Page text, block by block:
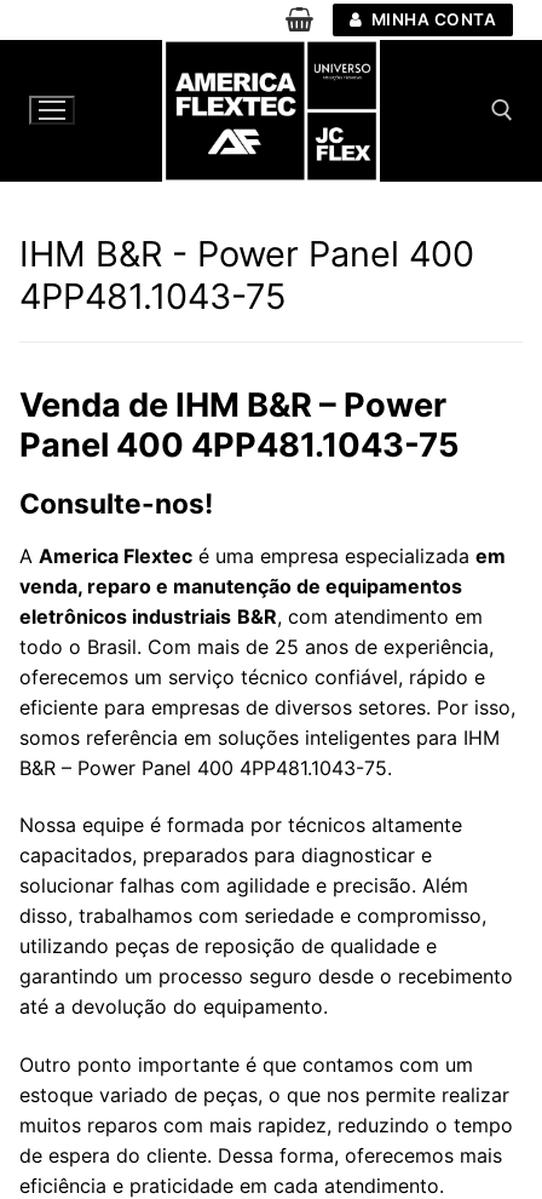
para
conteúdo
MINHA CONTA
IHM B&R - Power Panel 400
4PP481.1043-75
Venda de IHM B&R – Power
Panel 400 4PP481.1043-75
Consulte-nos!
A America Flextec é uma empresa especializada em
venda, reparo e manutenção de equipamentos
eletrônicos industriais B&R, com atendimento em
todo o Brasil. Com mais de 25 anos de experiência,
oferecemos um serviço técnico confiável, rápido e
eficiente para empresas de diversos setores. Por isso,
somos referência em soluções inteligentes para IHM
B&R – Power Panel 400 4PP481.1043-75.
Nossa equipe é formada por técnicos altamente
capacitados, preparados para diagnosticar e
solucionar falhas com agilidade e precisão. Além
disso, trabalhamos com seriedade e compromisso,
utilizando peças de reposição de qualidade e
garantindo um processo seguro desde o recebimento
até a devolução do equipamento.
Outro ponto importante é que contamos com um
estoque variado de peças, o que nos permite realizar
muitos reparos com mais rapidez, reduzindo o tempo
de espera do cliente. Dessa forma, oferecemos mais
eficiência e praticidade em cada atendimento.